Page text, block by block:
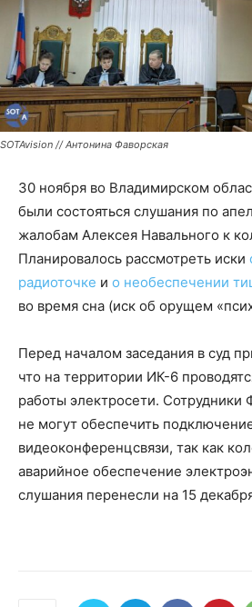
SOTAvision // Антонина Фаворская
30 ноября во Владимирском
были состояться слушания по
жалобам Алексея Навального к
Планировалось рассмотреть иски
радиоточке и о необеспечении
во время сна (иск об орущем
Перед началом заседания в суд
что на территории ИК-6
работы электросети.
не могут обеспечить
видеоконференцсвязи, так как
аварийное обеспечение
слушания перенесли на 15